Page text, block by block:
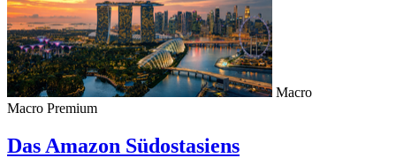
Macro
Macro Premium
Das Amazon Südostasiens